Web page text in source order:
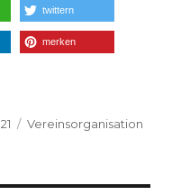
twittern
merken
Kategorien
Vereinsorganisation